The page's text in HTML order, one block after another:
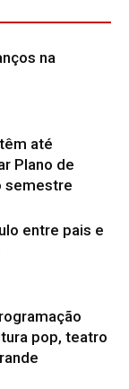
na
até
Plano de
semestre
entre pais e
pop, teatro